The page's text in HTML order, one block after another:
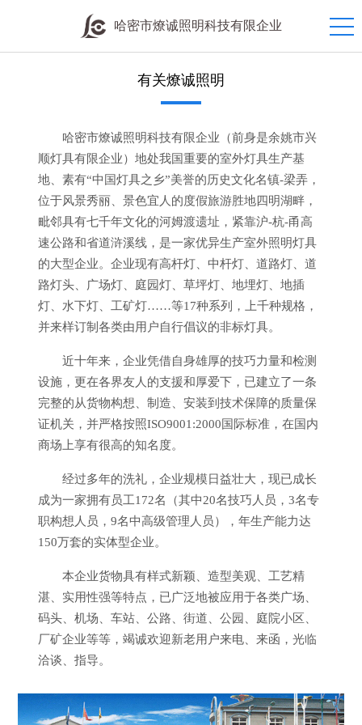
哈密市燎诚照明科技有限企业
有关燎诚照明
哈密市燎诚照明科技有限企业（前身是余姚市兴
顺灯具有限企业）地处我国重要的室外灯具生产基
地、素有“中国灯具之乡”美誉的历史文化名镇-梁弄，
位于风景秀丽、景色宜人的度假旅游胜地四明湖畔，
毗邻具有七千年文化的河姆渡遗址，紧靠沪-杭-甬高
速公路和省道浒溪线，是一家优异生产室外照明灯具
的大型企业。企业现有高杆灯、中杆灯、道路灯、道
路灯头、广场灯、庭园灯、草坪灯、地埋灯、地插
灯、水下灯、工矿灯……等17种系列，上千种规格，
并来样订制各类由用户自行倡议的非标灯具。
近十年来，企业凭借自身雄厚的技巧力量和检测
设施，更在各界友人的支援和厚爱下，已建立了一条
完整的从货物构想、制造、安装到技术保障的质量保
证机关，并严格按照ISO9001:2000国际标准，在国内
商场上享有很高的知名度。
经过多年的洗礼，企业规模日益壮大，现已成长
成为一家拥有员工172名（其中20名技巧人员，3名专
职构想人员，9名中高级管理人员），年生产能力达
150万套的实体型企业。
本企业货物具有样式新颖、造型美观、工艺精
湛、实用性强等特点，已广泛地被应用于各类广场、
码头、机场、车站、公路、街道、公园、庭院小区、
厂矿企业等等，竭诚欢迎新老用户来电、来函，光临
洽谈、指导。